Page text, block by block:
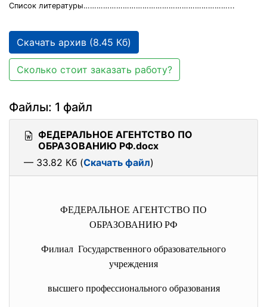
Список литературы…………………………………………………………...
Скачать архив (8.45 Кб)
Сколько стоит заказать работу?
Файлы: 1 файл
ФЕДЕРАЛЬНОЕ АГЕНТСТВО ПО
ОБРАЗОВАНИЮ РФ.docx
— 33.82 Кб (Скачать файл)
ФЕДЕРАЛЬНОЕ АГЕНТСТВО ПО
ОБРАЗОВАНИЮ РФ
Филиал Государственного образовательного
учреждения
высшего профессионального образования